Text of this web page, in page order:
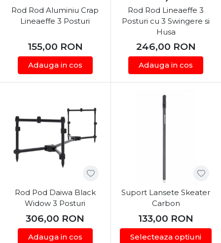
Rod Rod Aluminiu Crap
Lineaeffe 3 Posturi
155,00 RON
Adauga in cos
Rod Rod Lineaeffe 3
Posturi cu 3 Swingere si
Husa
246,00 RON
Adauga in cos
Rod Pod Daiwa Black
Widow 3 Posturi
306,00 RON
Adauga in cos
Suport Lansete Skeater
Carbon
133,00 RON
Selecteaza optiuni